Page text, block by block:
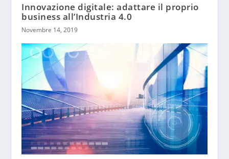
Innovazione digitale: adattare il proprio
business all’Industria 4.0
Novembre 14, 2019